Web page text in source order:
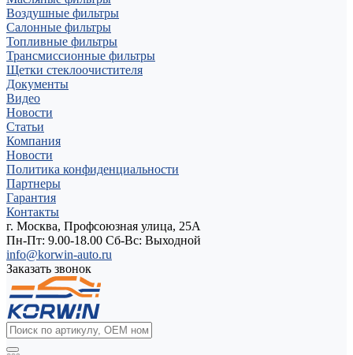
Воздушные фильтры
Салонные фильтры
Топливные фильтры
Трансмиссионные фильтры
Щетки стеклоочистителя
Документы
Видео
Новости
Статьи
Компания
Новости
Политика конфиденциальности
Партнеры
Гарантия
Контакты
г. Москва, Профсоюзная улица, 25А
Пн-Пт: 9.00-18.00 Cб-Вс: Выходной
info@korwin-auto.ru
Заказать звонок